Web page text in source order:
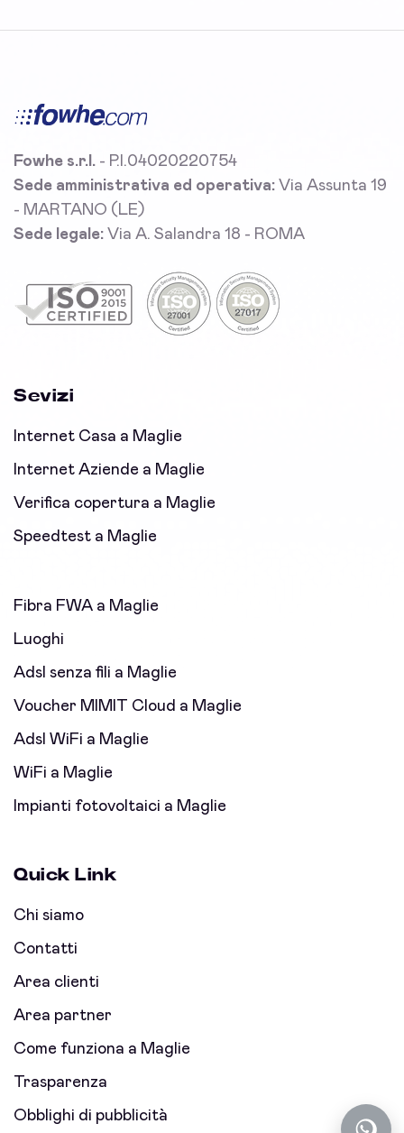
Fowhe s.r.l. - P.I.04020220754
Sede amministrativa ed operativa: Via Assunta 19
- MARTANO (LE)
Sede legale: Via A. Salandra 18 - ROMA
Sevizi
Internet Casa a Maglie
Internet Aziende a Maglie
Verifica copertura a Maglie
Speedtest a Maglie
Fibra FWA a Maglie
Luoghi
Adsl senza fili a Maglie
Voucher MIMIT Cloud a Maglie
Adsl WiFi a Maglie
WiFi a Maglie
Impianti fotovoltaici a Maglie
Quick Link
Chi siamo
Contatti
Area clienti
Area partner
Come funziona a Maglie
Trasparenza
Obblighi di pubblicità